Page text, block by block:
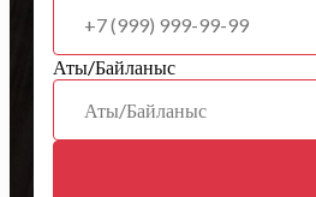
Аты/Байланыс